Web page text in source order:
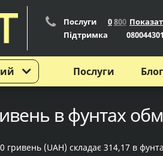
Послуги 0800
Підтримка
Послуги Блог
в фунтах
гривень (UAH) складає 314,17 в